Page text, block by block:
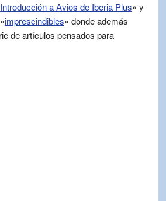
Introducción a Avios de Iberia Plus» y
imprescindibles» donde además
de artículos pensados para